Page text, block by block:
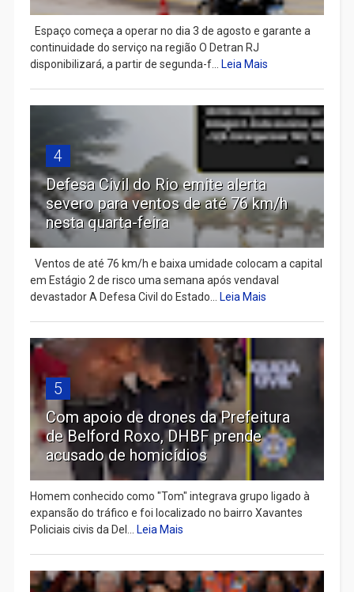
Espaço começa a operar no dia 3 de agosto e garante a
continuidade do serviço na região O Detran RJ
disponibilizará, a partir de segunda-f... Leia Mais
4
Defesa Civil do Rio emite alerta
severo para ventos de até 76 km/h
nesta quarta-feira
Ventos de até 76 km/h e baixa umidade colocam a capital
em Estágio 2 de risco uma semana após vendaval
devastador A Defesa Civil do Estado... Leia Mais
5
Com apoio de drones da Prefeitura
de Belford Roxo, DHBF prende
acusado de homicídios
Homem conhecido como "Tom" integrava grupo ligado à
expansão do tráfico e foi localizado no bairro Xavantes
Policiais civis da Del... Leia Mais